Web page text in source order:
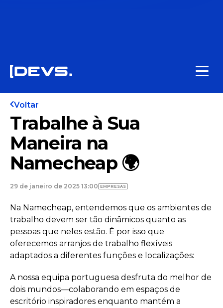
Voltar
Trabalhe à Sua
Maneira na
Namecheap 🌍
29 de janeiro de 2025 13:00 EMPRESAS
Na Namecheap, entendemos que os ambientes de
trabalho devem ser tão dinâmicos quanto as
pessoas que neles estão. É por isso que
oferecemos arranjos de trabalho flexíveis
adaptados a diferentes funções e localizações:
A nossa equipa portuguesa desfruta do melhor de
dois mundos—colaborando em espaços de
escritório inspiradores enquanto mantém a